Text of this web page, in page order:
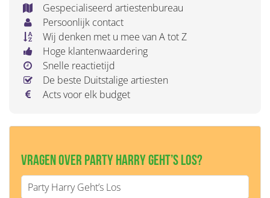
Gespecialiseerd artiestenbureau
Persoonlijk contact
Wij denken met u mee van A tot Z
Hoge klantenwaardering
Snelle reactietijd
De beste Duitstalige artiesten
Acts voor elk budget
Vragen over Party Harry Geht’s Los?